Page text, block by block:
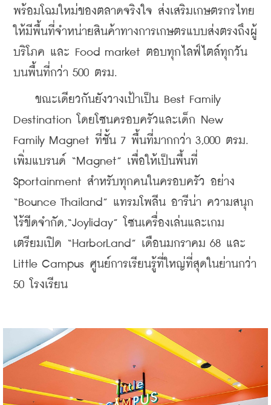
พร้อมโฉมใหม่ของตลาดจริงใจ ส่งเสริมเกษตรกรไทย
ให้มีพื้นที่จำหน่ายสินค้าทางการเกษตรแบบส่งตรงถึงผู้
บริโภค และ Food market ตอบทุกไลฟ์ไตล์ทุกวัน
บนพื้นที่กว่า 500 ตรม.
ขณะเดียวกันยังวางเป้าเป็น Best Family
Destination โดยโซนครอบครัวและเด็ก New
Family Magnet ที่ชั้น 7 พื้นที่มากกว่า 3,000 ตรม.
เพิ่มแบรนด์ “Magnet” เพื่อให้เป็นพื้นที่
Sportainment สำหรับทุกคนในครอบครัว อย่าง
“Bounce Thailand” แทรมโพลีน อารีน่า ความสนุก
ไร้ขีดจำกัด,“Joyliday” โซนเครื่องเล่นและเกม
เตรียมเปิด “HarborLand” เดือนมกราคม 68 และ
Little Campus ศูนย์การเรียนรู้ที่ใหญ่ที่สุดในย่านกว่า
50 โรงเรียน